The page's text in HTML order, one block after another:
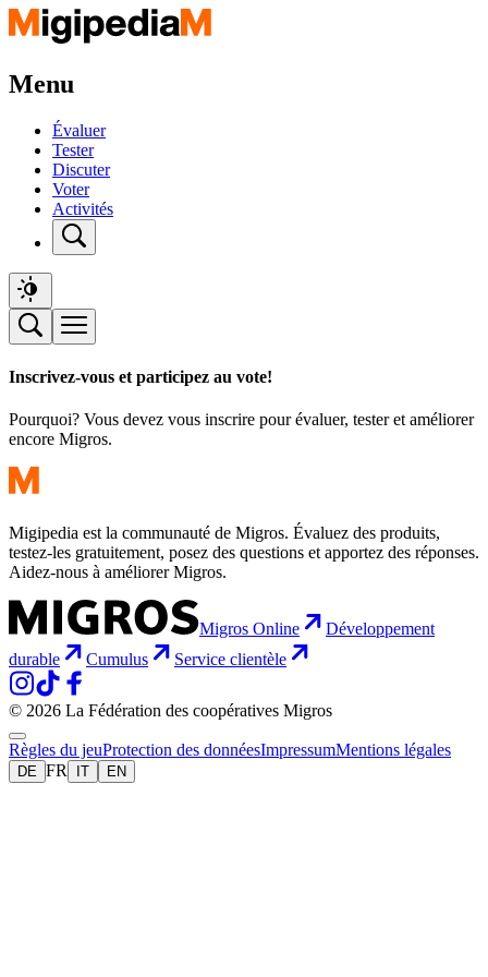
Menu
Évaluer
Tester
Discuter
Voter
Activités
Inscrivez-vous et participez au vote!
Pourquoi? Vous devez vous inscrire pour évaluer, tester et améliorer
encore Migros.
Migipedia est la communauté de Migros. Évaluez des produits,
testez-les gratuitement, posez des questions et apportez des réponses.
Aidez-nous à améliorer Migros.
Migros Online
Développement
durable
Cumulus Service clientèle
© 2026 La Fédération des coopératives Migros
Règles du jeuProtection des donnéesImpressumMentions légales
DE FR IT EN